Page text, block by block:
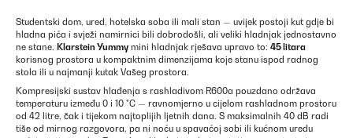
Studentski dom, ured, hotelska soba ili mali stan — uvijek postoji kut gdje bi
hladna pića i svježi namirnici bili dobrodošli, ali veliki hladnjak jednostavno
ne stane. Klarstein Yummy mini hladnjak rješava upravo to: 45 litara
korisnog prostora u kompaktnim dimenzijama koje stanu ispod radnog
stola ili u najmanji kutak Vašeg prostora.
Kompresijski sustav hlađenja s rashladivom R600a pouzdano održava
temperaturu između 0 i 10 °C — ravnomjerno u cijelom rashladnom prostoru
od 42 litre, čak i tijekom najtoplijih ljetnih dana. S maksimalnih 40 dB radi
tiše od mirnog razgovora, pa ni noću u spavaćoj sobi ili kućnom uredu